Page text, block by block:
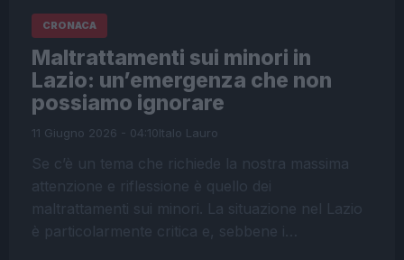
CRONACA
Maltrattamenti sui minori in
Lazio: un’emergenza che non
possiamo ignorare
11 Giugno 2026 - 04:10Italo Lauro
Se c’è un tema che richiede la nostra massima
attenzione e riflessione è quello dei
maltrattamenti sui minori. La situazione nel Lazio
è particolarmente critica e, sebbene i…